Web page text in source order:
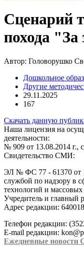
Сценарий
похода "За
Автор: Головорушко
Дошкольное
Другие
29.11.2025
167
Скачать данную
Наша лицензия на
деятельности:
№ 909 от 13.08.2014 г.,
Свидетельство СМИ:
ЭЛ № ФС 77 - 61370 от
службой по надзору в
технологий и
Учредитель и главный
Адрес редакции:
Телефон редакции:
E-mail редакции:
Ежедневные новости